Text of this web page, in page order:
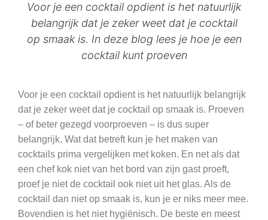
Voor je een cocktail opdient is het natuurlijk
belangrijk dat je zeker weet dat je cocktail
op smaak is. In deze blog lees je hoe je een
cocktail kunt proeven
Voor je een cocktail opdient is het natuurlijk belangrijk
dat je zeker weet dat je cocktail op smaak is. Proeven
– of beter gezegd voorproeven – is dus super
belangrijk. Wat dat betreft kun je het maken van
cocktails prima vergelijken met koken. En net als dat
een chef kok niet van het bord van zijn gast proeft,
proef je niet de cocktail ook niet uit het glas. Als de
cocktail dan niet op smaak is, kun je er niks meer mee.
Bovendien is het niet hygiënisch. De beste en meest